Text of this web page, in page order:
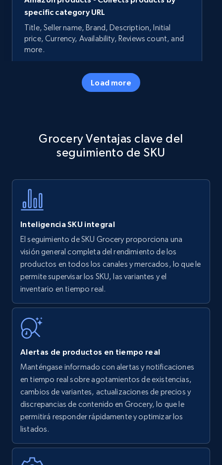
specific category URL
Title, Seller name, Brand, Description, Initial
price, Currency, Availability, Reviews count, and
more.
5.7K+ Comenzar ahora
specific keywords
Title, Seller name, Brand, Description, Initial
Amazon products - find products by using
upc numbers
Title, Seller name, Brand, Description, Initial
price, Currency, Availability, Reviews count, and
35.3K+
Amazon Reviews
URL, Product name, Product rating, Product
rating object, Product rating max, Rating,
Author name, Asin, and more.
Load more
Grocery Ventajas clave del
seguimiento de SKU
Inteligencia SKU integral
El seguimiento de SKU Grocery proporciona una
visión general completa del rendimiento de los
productos en todos los canales y mercados, lo que le
permite supervisar los SKU, las variantes y el
inventario en tiempo real.
Alertas de productos en tiempo real
Manténgase informado con alertas y notificaciones
en tiempo real sobre agotamientos de existencias,
cambios de variantes, actualizaciones de precios y
discrepancias de contenido en Grocery, lo que le
permitirá responder rápidamente y optimizar los
listados.